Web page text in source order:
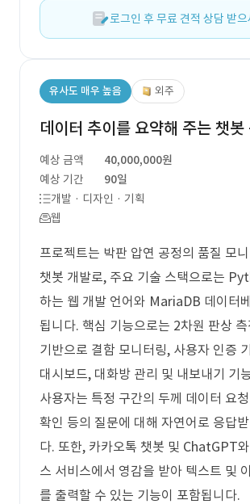
로그인 후 무료 견적 상담 받으
유사도 매우 높음 외주
데이터 추이를 요약해 주는 챗봇
예상 금액
40,000,000원
예상 기간
90일
개발 · 디자인 · 기획
웹
프로젝트는 박판 압연 공정의 품질 모
챗봇 개발로, 주요 기술 스택으로는
하는 웹 개발 언어와 MariaDB 데이터
됩니다. 핵심 기능으로는 2차원 판상
기반으로 결함 모니터링, 사용자 인증
대시보드, 대화방 관리 및 내보내기 기
사용자는 특정 구간의 두께 데이터 요
확인 등의 질문에 대해 자연어로 응답
다. 또한, 카카오톡 챗봇 및 ChatGPT
스 서비스에서 영감을 받아 텍스트 및
를 출력할 수 있는 기능이 포함됩니다.